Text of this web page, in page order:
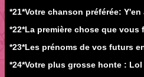
*21*Votre chanson préférée: Y'en
*22*La première chose que
*23*Les prénoms de vos futurs
*24*Votre plus grosse honte :